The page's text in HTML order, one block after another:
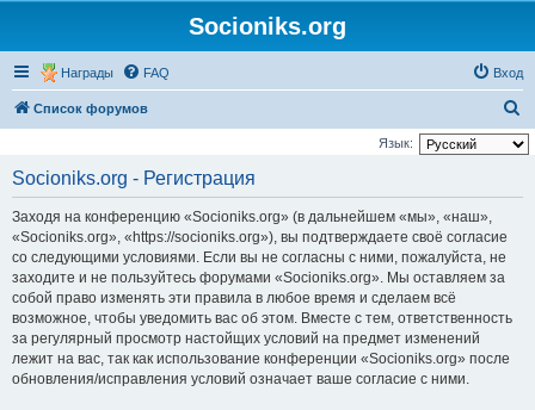
Socioniks.org
Награды FAQ Вход
Список форумов
о
Язык:
Socioniks.org - Регистрация
Заходя на конференцию «Socioniks.org» (в дальнейшем «мы», «наш»,
«Socioniks.org», «https://socioniks.org»), вы подтверждаете своё согласие
со следующими условиями. Если вы не согласны с ними, пожалуйста, не
заходите и не пользуйтесь форумами «Socioniks.org». Мы оставляем за
собой право изменять эти правила в любое время и сделаем всё
возможное, чтобы уведомить вас об этом. Вместе с тем, ответственность
за регулярный просмотр настойщих условий на предмет изменений
лежит на вас, так как использование конференции «Socioniks.org» после
обновления/исправления условий означает ваше согласие с ними.